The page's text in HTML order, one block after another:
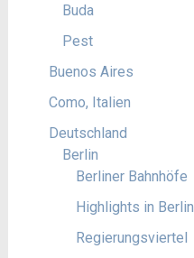
Buda
Pest
Buenos Aires
Como, Italien
Deutschland
Berlin
Berliner Bahnhöfe
Highlights in Berlin
Regierungsviertel